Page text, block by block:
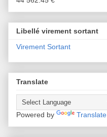
Libellé virement sortant
Virement Sortant
Translate
Powered by Translate